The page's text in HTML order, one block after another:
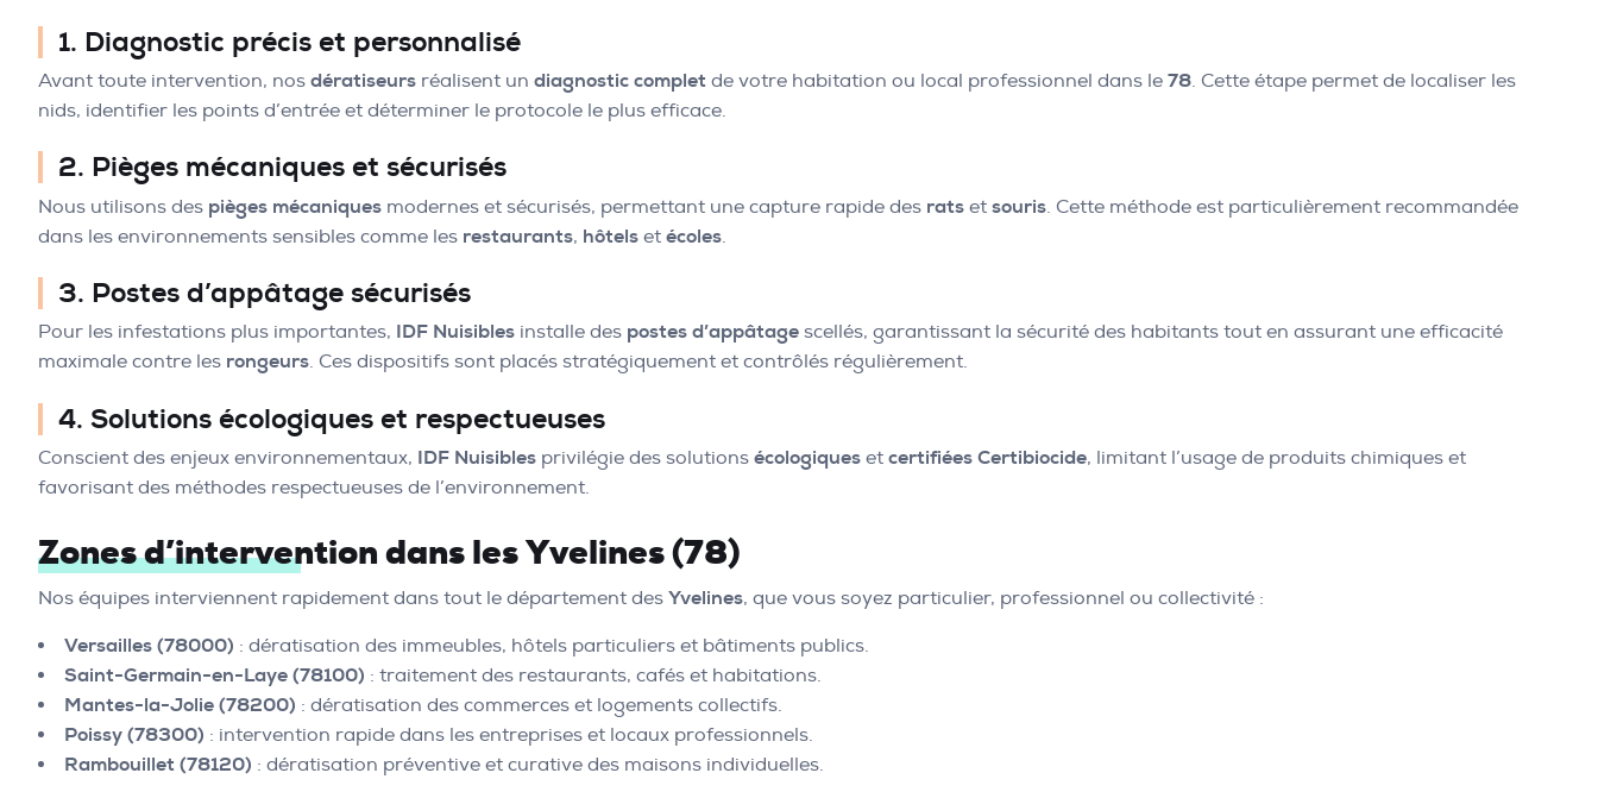
1. Diagnostic précis et personnalisé
Avant toute intervention, nos dératiseurs réalisent un diagnostic complet de votre habitation ou local professionnel dans le 78. Cette étape permet de localiser les
nids, identifier les points d’entrée et déterminer le protocole le plus efficace.
2. Pièges mécaniques et sécurisés
Nous utilisons des pièges mécaniques modernes et sécurisés, permettant une capture rapide des rats et souris. Cette méthode est particulièrement recommandée
dans les environnements sensibles comme les restaurants, hôtels et écoles.
3. Postes d’appâtage sécurisés
Pour les infestations plus importantes, IDF Nuisibles installe des postes d’appâtage scellés, garantissant la sécurité des habitants tout en assurant une efficacité
maximale contre les rongeurs. Ces dispositifs sont placés stratégiquement et contrôlés régulièrement.
4. Solutions écologiques et respectueuses
Conscient des enjeux environnementaux, IDF Nuisibles privilégie des solutions écologiques et certifiées Certibiocide, limitant l’usage de produits chimiques et
favorisant des méthodes respectueuses de l’environnement.
Zones d’intervention dans les Yvelines (78)
Nos équipes interviennent rapidement dans tout le département des Yvelines, que vous soyez particulier, professionnel ou collectivité :
Versailles (78000) : dératisation des immeubles, hôtels particuliers et bâtiments publics.
Saint-Germain-en-Laye (78100) : traitement des restaurants, cafés et habitations.
Mantes-la-Jolie (78200) : dératisation des commerces et logements collectifs.
Poissy (78300) : intervention rapide dans les entreprises et locaux professionnels.
Rambouillet (78120) : dératisation préventive et curative des maisons individuelles.